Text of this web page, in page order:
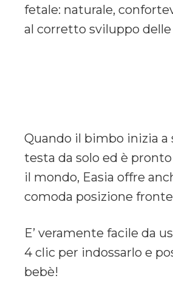
fetale: naturale,
al corretto sviluppo delle
Quando il bimbo inizia a
testa da solo ed è
il mondo, Easia offre
comoda posizione
E’ veramente facile da
4 clic per indossarlo e
bebè!